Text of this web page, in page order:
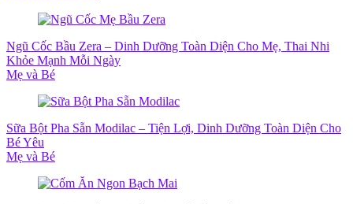
Ngũ Cốc Bầu Zera – Dinh Dưỡng Toàn Diện Cho Mẹ, Thai Nhi
Khỏe Mạnh Mỗi Ngày
Mẹ và Bé
Sữa Bột Pha Sẵn Modilac – Tiện Lợi, Dinh Dưỡng Toàn Diện Cho
Bé Yêu
Mẹ và Bé